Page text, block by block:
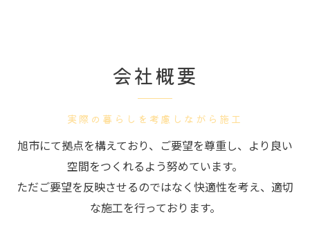
実際の暮らしを考慮しながら施工
会社概要
旭市にて拠点を構えており、ご要望を尊重し、より良い
空間をつくれるよう努めています。
ただご要望を反映させるのではなく快適性を考え、適切
な施工を行っております。